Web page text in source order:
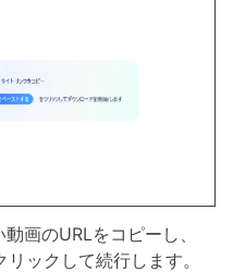
画のURLをコピーし、
ックして続行します。